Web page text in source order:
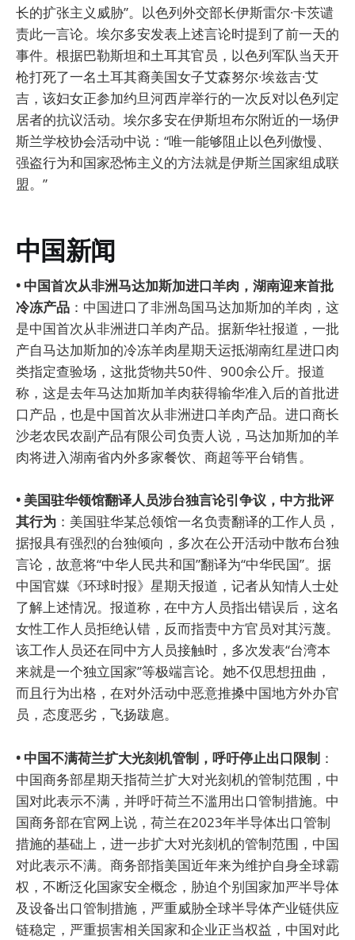
长的扩张主义威胁”。以色列外交部长伊斯雷尔·卡茨谴
责此一言论。埃尔多安发表上述言论时提到了前一天的
事件。根据巴勒斯坦和土耳其官员，以色列军队当天开
枪打死了一名土耳其裔美国女子艾森努尔·埃兹吉·艾
吉，该妇女正参加约旦河西岸举行的一次反对以色列定
居者的抗议活动。埃尔多安在伊斯坦布尔附近的一场伊
斯兰学校协会活动中说：“唯一能够阻止以色列傲慢、
强盗行为和国家恐怖主义的方法就是伊斯兰国家组成联
盟。”
中国新闻
• 中国首次从非洲马达加斯加进口羊肉，湖南迎来首批
冷冻产品 ：中国进口了非洲岛国马达加斯加的羊肉，这
是中国首次从非洲进口羊肉产品。据新华社报道，一批
产自马达加斯加的冷冻羊肉星期天运抵湖南红星进口肉
类指定查验场，这批货物共50件、900余公斤。报道
称，这是去年马达加斯加羊肉获得输华准入后的首批进
口产品，也是中国首次从非洲进口羊肉产品。进口商长
沙老农民农副产品有限公司负责人说，马达加斯加的羊
肉将进入湖南省内外多家餐饮、商超等平台销售。
• 美国驻华领馆翻译人员涉台独言论引争议，中方批评
其行为 ：美国驻华某总领馆一名负责翻译的工作人员，
据报具有强烈的台独倾向，多次在公开活动中散布台独
言论，故意将“中华人民共和国”翻译为“中华民国”。据
中国官媒《环球时报》星期天报道，记者从知情人士处
了解上述情况。报道称，在中方人员指出错误后，这名
女性工作人员拒绝认错，反而指责中方官员对其污蔑。
该工作人员还在同中方人员接触时，多次发表“台湾本
来就是一个独立国家”等极端言论。她不仅思想扭曲，
而且行为出格，在对外活动中恶意推搡中国地方外办官
员，态度恶劣，飞扬跋扈。
• 中国不满荷兰扩大光刻机管制，呼吁停止出口限制 ：
中国商务部星期天指荷兰扩大对光刻机的管制范围，中
国对此表示不满，并呼吁荷兰不滥用出口管制措施。中
国商务部在官网上说，荷兰在2023年半导体出口管制
措施的基础上，进一步扩大对光刻机的管制范围，中国
对此表示不满。商务部指美国近年来为维护自身全球霸
权，不断泛化国家安全概念，胁迫个别国家加严半导体
及设备出口管制措施，严重威胁全球半导体产业链供应
链稳定，严重损害相关国家和企业正当权益，中国对此